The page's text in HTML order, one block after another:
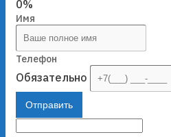
0%
Имя
Телефон
Обязательно
Отправить